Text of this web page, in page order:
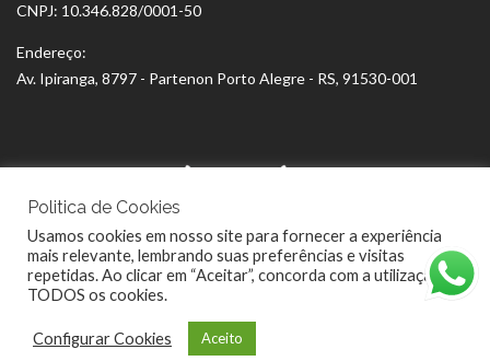
CNPJ: 10.346.828/0001-50
Endereço:
Av. Ipiranga, 8797 - Partenon Porto Alegre - RS, 91530-001
Politica de Cookies
Usamos cookies em nosso site para fornecer a experiência
mais relevante, lembrando suas preferências e visitas
repetidas. Ao clicar em “Aceitar”, concorda com a utilização de
TODOS os cookies.
Configurar Cookies Aceito